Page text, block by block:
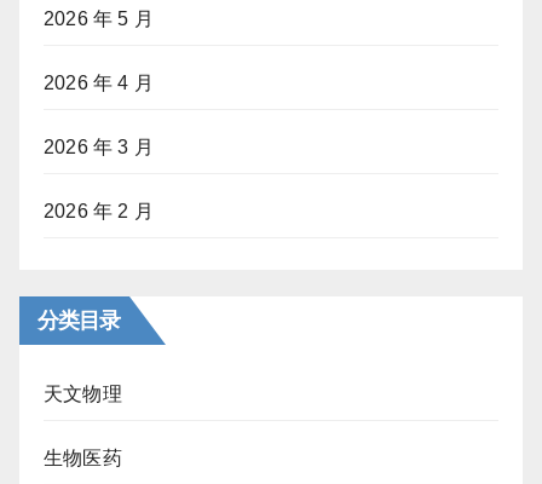
2026 年 5 月
2026 年 4 月
2026 年 3 月
2026 年 2 月
分类目录
天文物理
生物医药